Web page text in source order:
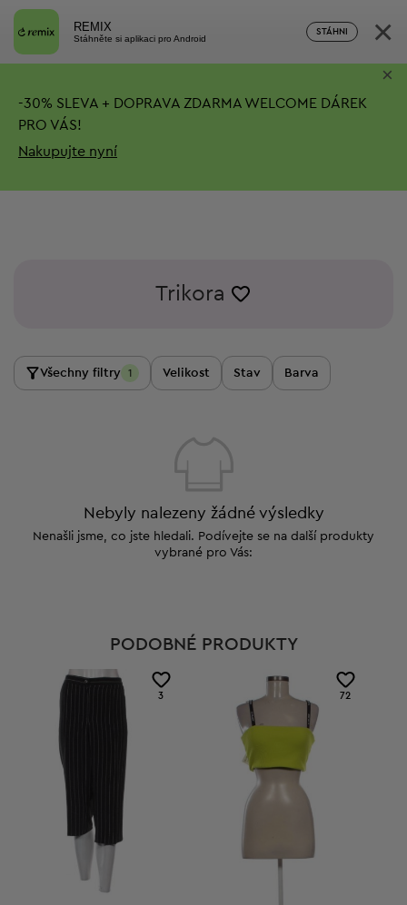
REMIX
Stáhněte si aplikaci pro Android
STÁHNI ×
-30% SLEVA + DOPRAVA ZDARMA WELCOME DÁREK
PRO VÁS!
Nakupujte nyní
×
Trikora
Všechny filtry 1 Velikost Stav Barva
Nebyly nalezeny žádné výsledky
Nenašli jsme, co jste hledali. Podívejte se na další produkty
vybrané pro Vás:
PODOBNÉ PRODUKTY
3 72